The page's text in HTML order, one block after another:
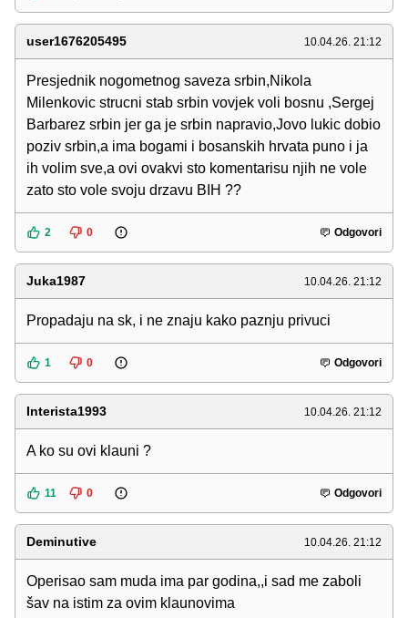
user1676205495 10.04.26. 21:12
Presjednik nogometnog saveza srbin,Nikola
Milenkovic strucni stab srbin vovjek voli bosnu ,Sergej
Barbarez srbin jer ga je srbin napravio,Jovo lukic dobio
poziv srbin,a ima bogami i bosanskih hrvata puno i ja
ih volim sve,a ovi ovakvi sto komentarisu njih ne vole
zato sto vole svoju drzavu BIH ??
2 0 Odgovori
Juka1987 10.04.26. 21:12
Propadaju na sk, i ne znaju kako paznju privuci
1 0 Odgovori
Interista1993 10.04.26. 21:12
A ko su ovi klauni ?
11 0 Odgovori
Deminutive 10.04.26. 21:12
Operisao sam muda ima par godina,,i sad me zaboli
šav na istim za ovim klaunovima